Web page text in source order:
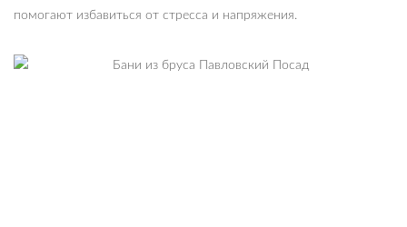
помогают избавиться от стресса и напряжения.